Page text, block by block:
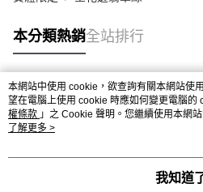
本分類熱銷全站排行
熱門標籤
本網站中使用 cookie，欲查詢有關本網站使
望在電腦上使用 cookie 時應如何變更電腦的
權條款 」之 Cookie 聲明。您繼續使用本網
用條款之 Cookie 聲明使用 cookie。
了解更多 >
我知道